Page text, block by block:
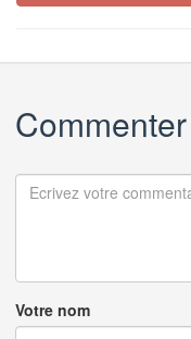
Commenter
Votre nom